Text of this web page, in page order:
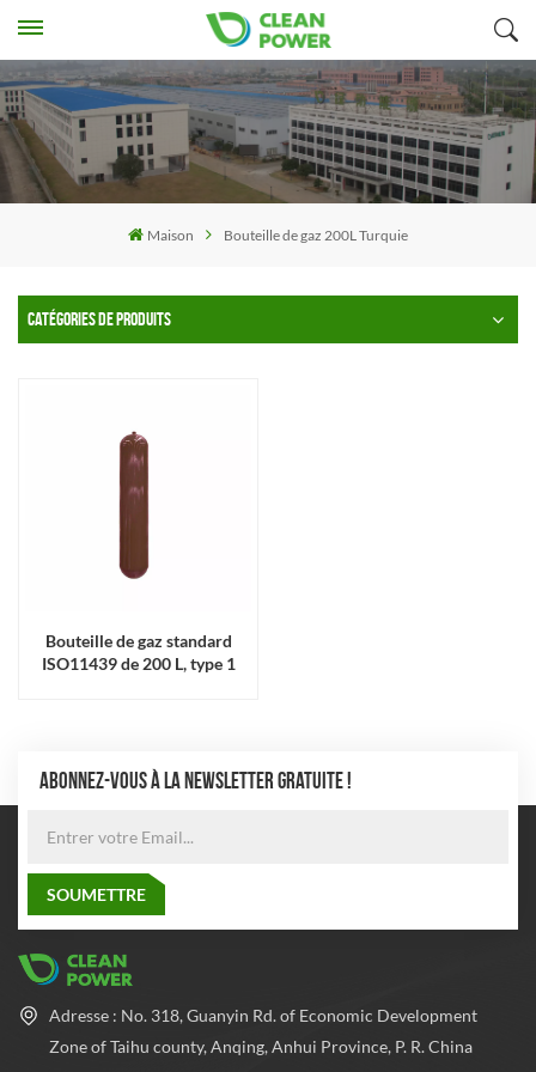
Maison Bouteille de gaz 200L Turquie
CATÉGORIES DE PRODUITS
Bouteille de gaz standard
ISO11439 de 200 L, type 1
ABONNEZ-VOUS À LA NEWSLETTER GRATUITE !
Adresse : No. 318, Guanyin Rd. of Economic Development
Zone of Taihu county, Anqing, Anhui Province, P. R. China